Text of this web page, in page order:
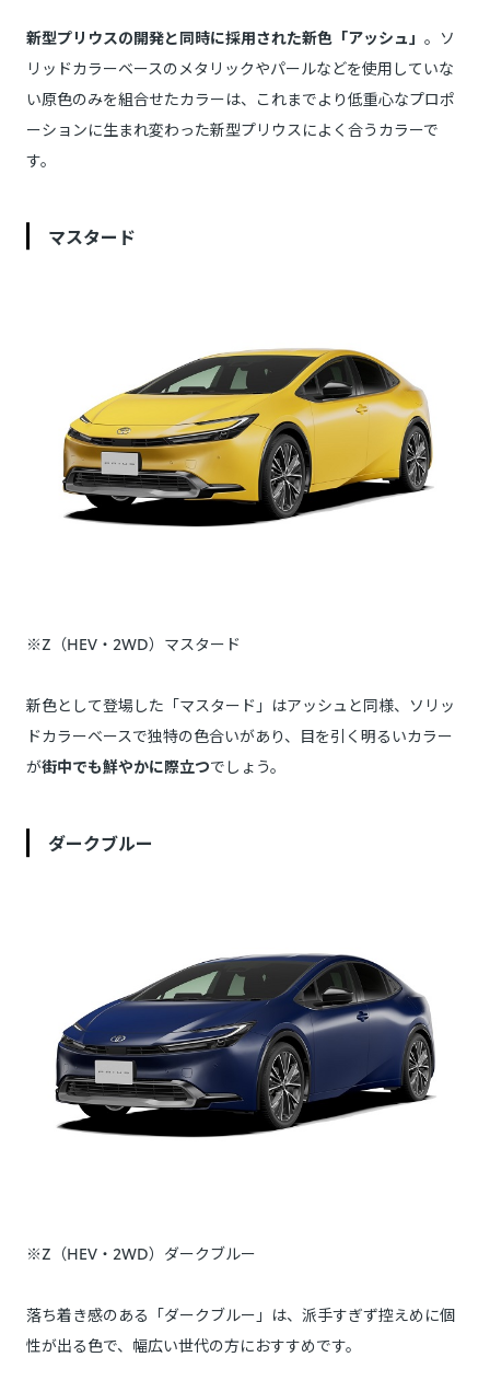
新型プリウスの開発と同時に採用された新色「アッシュ」 。ソ
リッドカラーベースのメタリックやパールなどを使用していな
い原色のみを組合せたカラーは、これまでより低重心なプロポ
ーションに生まれ変わった新型プリウスによく合うカラーで
す。
マスタード
※Z（HEV・2WD）マスタード
新色として登場した「マスタード」はアッシュと同様、ソリッ
ドカラーベースで独特の色合いがあり、目を引く明るいカラー
が街中でも鮮やかに際立つでしょう。
ダークブルー
※Z（HEV・2WD）ダークブルー
落ち着き感のある「ダークブルー」は、派手すぎず控えめに個
性が出る色で、幅広い世代の方におすすめです。